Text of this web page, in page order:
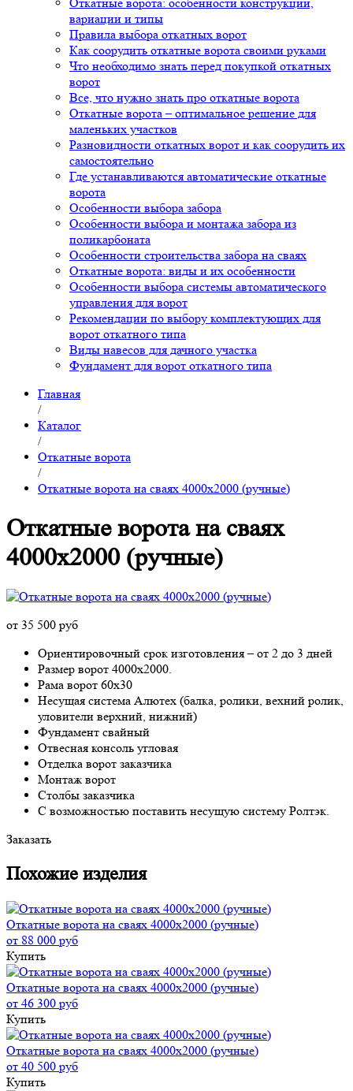
вариации и типы
Правила выбора откатных ворот
Как соорудить откатные ворота своими руками
Что необходимо знать перед покупкой откатных
ворот
Все, что нужно знать про откатные ворота
Откатные ворота – оптимальное решение для
маленьких участков
Разновидности откатных ворот и как соорудить их
самостоятельно
Где устанавливаются автоматические откатные
ворота
Особенности выбора забора
Особенности выбора и монтажа забора из
поликарбоната
Особенности строительства забора на сваях
Откатные ворота: виды и их особенности
Особенности выбора системы автоматического
управления для ворот
Рекомендации по выбору комплектующих для
ворот откатного типа
Виды навесов для дачного участка
Фундамент для ворот откатного типа
Главная
/
Каталог
/
Откатные ворота
/
Откатные ворота на сваях 4000x2000 (ручные)
Откатные ворота на сваях
4000x2000 (ручные)
от 35 500 руб
Ориентировочный срок изготовления – от 2 до 3 дней
Размер ворот 4000х2000.
Рама ворот 60х30
Несущая система Алютех (балка, ролики, вехний ролик,
уловители верхний, нижний)
Фундамент свайный
Отвесная консоль угловая
Отделка ворот заказчика
Монтаж ворот
Столбы заказчика
С возможностью поставить несущую систему Ролтэк.
Заказать
Похожие изделия
Откатные ворота на сваях 4000x2000 (ручные)
от 88 000 руб
Купить
Откатные ворота на сваях 4000x2000 (ручные)
от 46 300 руб
Купить
Откатные ворота на сваях 4000x2000 (ручные)
от 40 500 руб
Купить